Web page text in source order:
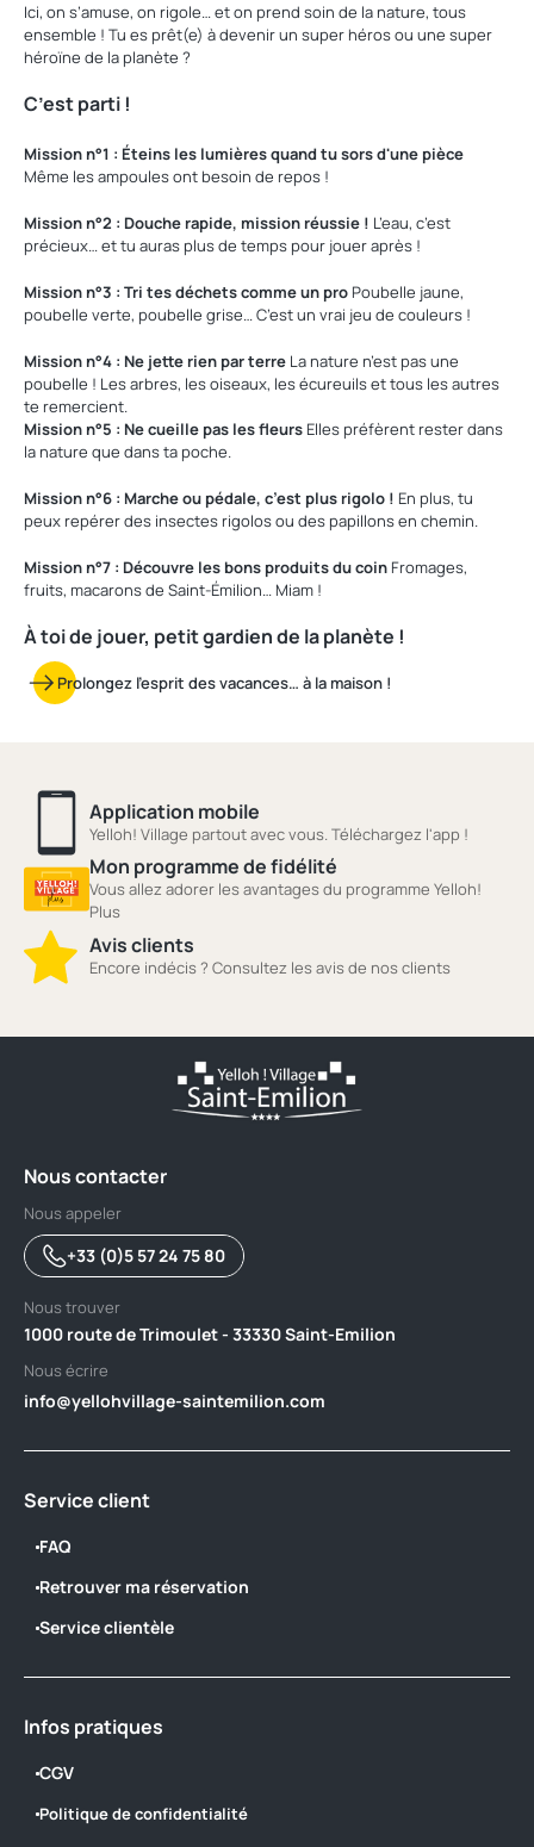
Ici, on s’amuse, on rigole… et on prend soin de la nature, tous
ensemble ! Tu es prêt(e) à devenir un super héros ou une super
héroïne de la planète ?
C’est parti !
Mission n°1 : Éteins les lumières quand tu sors d'une pièce
Même les ampoules ont besoin de repos !
Mission n°2 : Douche rapide, mission réussie ! L’eau, c’est
précieux… et tu auras plus de temps pour jouer après !
Mission n°3 : Tri tes déchets comme un pro Poubelle jaune,
poubelle verte, poubelle grise… C’est un vrai jeu de couleurs !
Mission n°4 : Ne jette rien par terre La nature n’est pas une
poubelle ! Les arbres, les oiseaux, les écureuils et tous les autres
te remercient.
Mission n°5 : Ne cueille pas les fleurs Elles préfèrent rester dans
la nature que dans ta poche.
Mission n°6 : Marche ou pédale, c’est plus rigolo ! En plus, tu
peux repérer des insectes rigolos ou des papillons en chemin.
Mission n°7 : Découvre les bons produits du coin Fromages,
fruits, macarons de Saint-Émilion… Miam !
À toi de jouer, petit gardien de la planète !
Prolongez l’esprit des vacances… à la maison !
Application mobile
Yelloh! Village partout avec vous. Téléchargez l'app !
Mon programme de fidélité
Vous allez adorer les avantages du programme Yelloh!
Plus
Avis clients
Encore indécis ? Consultez les avis de nos clients
Nous contacter
Nous appeler
+33 (0)5 57 24 75 80
Nous trouver
1000 route de Trimoulet - 33330 Saint-Emilion
Nous écrire
info@yellohvillage-saintemilion.com
Service client
FAQ
Retrouver ma réservation
Service clientèle
Infos pratiques
CGV
Politique de confidentialité